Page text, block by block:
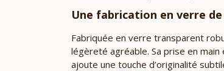
Une fabrication en verre
Fabriquée en verre transparent
légèreté agréable. Sa prise en
ajoute une touche d’originalité